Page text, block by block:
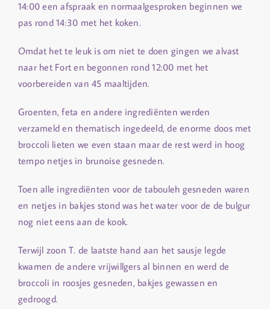
14:00 een afspraak en normaalgesproken beginnen we
pas rond 14:30 met het koken.
Omdat het te leuk is om niet te doen gingen we alvast
naar het Fort en begonnen rond 12:00 met het
voorbereiden van 45 maaltijden.
Groenten, feta en andere ingrediënten werden
verzameld en thematisch ingedeeld, de enorme doos met
broccoli lieten we even staan maar de rest werd in hoog
tempo netjes in brunoise gesneden.
Toen alle ingrediënten voor de tabouleh gesneden waren
en netjes in bakjes stond was het water voor de de bulgur
nog niet eens aan de kook.
Terwijl zoon T. de laatste hand aan het sausje legde
kwamen de andere vrijwillgers al binnen en werd de
broccoli in roosjes gesneden, bakjes gewassen en
gedroogd.